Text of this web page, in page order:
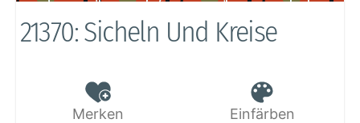
21370: Sicheln Und Kreise
Merken Einfärben